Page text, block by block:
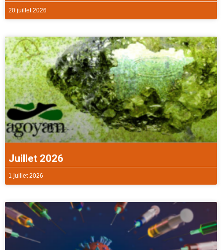
20 juillet 2026
Juillet 2026
1 juillet 2026